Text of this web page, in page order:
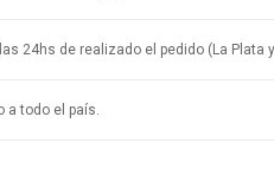
24hs de realizado el pedido (La Plata
a todo el país.